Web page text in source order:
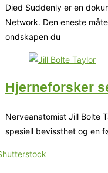
Died Suddenly er en
Network. Den eneste
ondskapen du
Hjerneforsker
Nerveanatomist Jill Bolte
spesiell bevissthet og en